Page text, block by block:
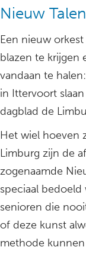
Nieuw
Een nieuw
blazen te krijgen
vandaan te
in Ittervoort
dagblad de
Het wiel hoeven
Limburg zijn de
zogenaamde
speciaal
senioren die
of deze kunst
methode